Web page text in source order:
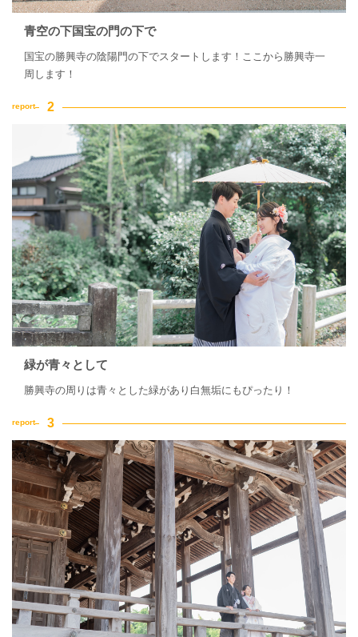
青空の下国宝の門の下で
国宝の勝興寺の陰陽門の下でスタートします！ここから勝興寺一
周します！
緑が青々として
勝興寺の周りは青々とした緑があり白無垢にもぴったり！